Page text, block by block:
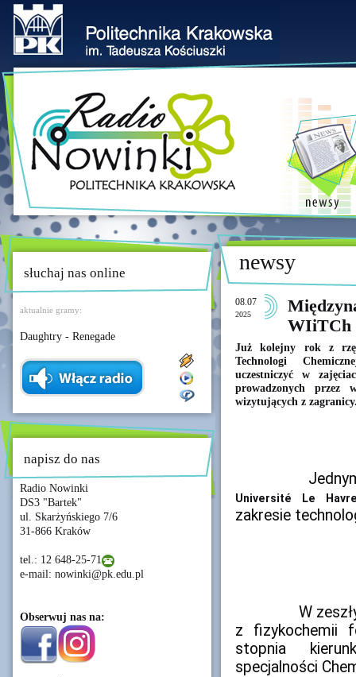
słuchaj nas online
aktualnie gramy:
Daughtry - Renegade
napisz do nas
Radio Nowinki
DS3 "Bartek"
ul. Skarżyńskiego 7/6
31-866 Kraków
tel.: 12 648-25-71
e-mail: nowinki@pk.edu.pl
Obserwuj nas na:
newsy
08.07
2025
WIiTCh
Już kolejny rok z
Technologi
uczestniczyć w
prowadzonych przez
wizytujących z
Université Le
zakresie
z fizykochemii
stopnia
specjalności